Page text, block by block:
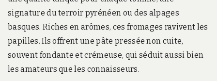
signature du terroir pyrénéen ou des alpages
basques. Riches en arômes, ces fromages ravivent les
papilles. Ils offrent une pâte pressée non cuite,
souvent fondante et crémeuse, qui séduit aussi bien
les amateurs que les connaisseurs.